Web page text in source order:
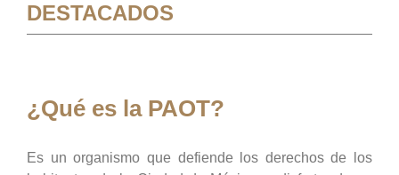
DESTACADOS
¿Qué es la PAOT?
Es un organismo que defiende los derechos de los